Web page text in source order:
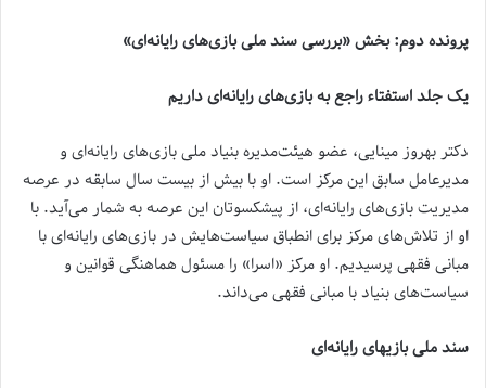
پرونده دوم: بخش «بررسی سند ملی بازی‌های رایانه‌ای»
یک جلد استفتاء راجع به بازی‌های رایانه‌ای داریم
دکتر بهروز مینایی، عضو هیئت‌مدیره بنیاد ملی بازی‌های رایانه‌ای و
مدیرعامل سابق این مرکز است. او با بیش از بیست سال سابقه در عرصه
مدیریت بازی‌های رایانه‌ای، از پیشکسوتان این عرصه به شمار می‌آید. با
او از تلاش‌های مرکز برای انطباق سیاست‌هایش در بازی‌های رایانه‌ای با
مبانی فقهی پرسیدیم. او مرکز «اسرا» را مسئول هماهنگی قوانین و
سیاست‌های بنیاد با مبانی فقهی می‌داند.
سند ملی بازیهای رایانه‌ای